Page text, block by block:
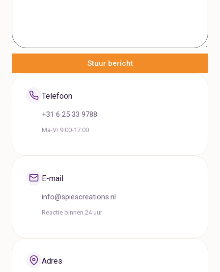
Stuur bericht
Telefoon
+31 6 25 33 9788
Ma-Vr 9:00-17:00
E-mail
info@spiescreations.nl
Reactie binnen 24 uur
Adres